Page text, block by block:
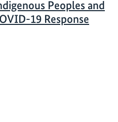
Peoples and
19 Response